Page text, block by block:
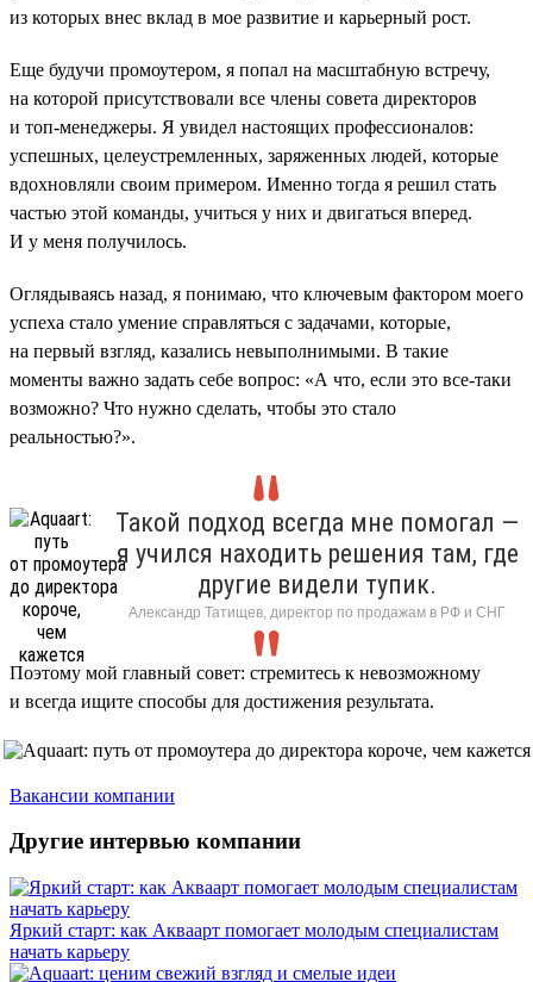
из которых внес вклад в мое развитие и карьерный рост.
Еще будучи промоутером, я попал на масштабную встречу,
на которой присутствовали все члены совета директоров
и топ-менеджеры. Я увидел настоящих профессионалов:
успешных, целеустремленных, заряженных людей, которые
вдохновляли своим примером. Именно тогда я решил стать
частью этой команды, учиться у них и двигаться вперед.
И у меня получилось.
Оглядываясь назад, я понимаю, что ключевым фактором моего
успеха стало умение справляться с задачами, которые,
на первый взгляд, казались невыполнимыми. В такие
моменты важно задать себе вопрос: «А что, если это все-таки
возможно? Что нужно сделать, чтобы это стало
реальностью?».
Такой подход всегда мне помогал —
я учился находить решения там, где
другие видели тупик.
Александр Татищев, директор по продажам в РФ и СНГ
Поэтому мой главный совет: стремитесь к невозможному
и всегда ищите способы для достижения результата.
Вакансии компании
Другие интервью компании
Яркий старт: как Акваарт помогает молодым специалистам
начать карьеру